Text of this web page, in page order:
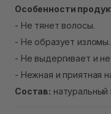
Особенности
- Не тянет волосы.
- Не образует изломы.
- Не выдергивает и
- Нежная и приятная
Состав: натуральный